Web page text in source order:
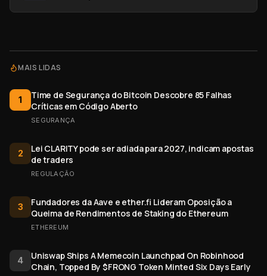
MAIS LIDAS
1
Time de Segurança do Bitcoin Descobre 85 Falhas
Críticas em Código Aberto
SEGURANÇA
2
Lei CLARITY pode ser adiada para 2027, indicam apostas
de traders
REGULAÇÃO
3
Fundadores da Aave e ether.fi Lideram Oposição a
Queima de Rendimentos de Staking do Ethereum
ETHEREUM
4
Uniswap Ships A Memecoin Launchpad On Robinhood
Chain, Topped By $FRONG Token Minted Six Days Early